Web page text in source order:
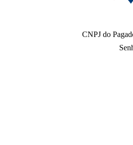
CNPJ do